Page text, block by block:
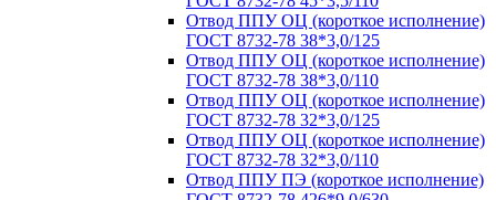
Отвод ППУ ОЦ (короткое исполнение)
ГОСТ 8732-78 38*3,0/125
Отвод ППУ ОЦ (короткое исполнение)
ГОСТ 8732-78 38*3,0/110
Отвод ППУ ОЦ (короткое исполнение)
ГОСТ 8732-78 32*3,0/125
Отвод ППУ ОЦ (короткое исполнение)
ГОСТ 8732-78 32*3,0/110
Отвод ППУ ПЭ (короткое исполнение)